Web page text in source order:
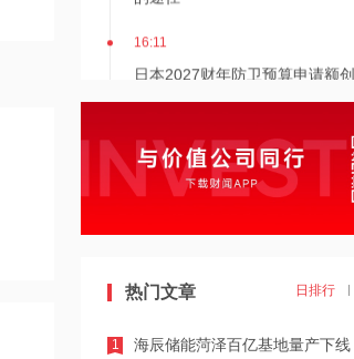
16:11
日本2027财年防卫预算申请额
16:10
阳光电源：FCC政策主要限制
证 不影响已获认证产品的销售
14:08
14:07
热门文章 日排行
海辰储能菏泽百亿基地量产下
1